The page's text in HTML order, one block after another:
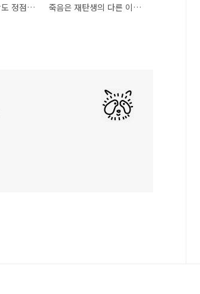
불확실성은 끝자락도 정점... - 불멸의 그대에게 죽음은 재탄생의 다른 이름 - <이집트-삶, 죽음, 부활의 이야기>